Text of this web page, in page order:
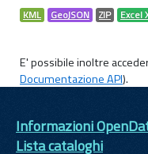
KML GeoJSON ZIP Excel
E' possibile inoltre
Documentazione API).
Informazioni
Lista cataloghi